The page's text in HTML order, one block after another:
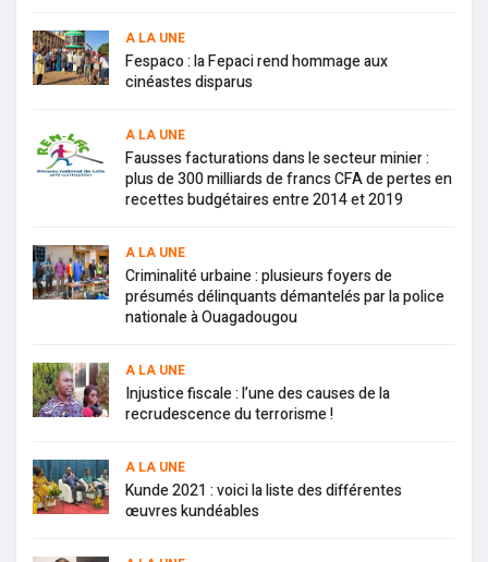
A LA UNE
Fespaco : la Fepaci rend hommage aux
cinéastes disparus
A LA UNE
Fausses facturations dans le secteur minier :
plus de 300 milliards de francs CFA de pertes en
recettes budgétaires entre 2014 et 2019
A LA UNE
Criminalité urbaine : plusieurs foyers de
présumés délinquants démantelés par la police
nationale à Ouagadougou
A LA UNE
Injustice fiscale : l’une des causes de la
recrudescence du terrorisme !
A LA UNE
Kunde 2021 : voici la liste des différentes
œuvres kundéables